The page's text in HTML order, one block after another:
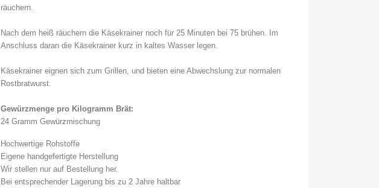
räuchern.
Nach dem heiß räuchern die Käsekrainer noch für 25 Minuten bei 75 brühen. Im
Anschluss daran die Käsekrainer kurz in kaltes Wasser legen.
Käsekrainer eignen sich zum Grillen, und bieten eine Abwechslung zur normalen
Rostbratwurst.
Gewürzmenge pro Kilogramm Brät:
24 Gramm Gewürzmischung
Hochwertige Rohstoffe
Eigene handgefertigte Herstellung
Wir stellen nur auf Bestellung her.
Bei entsprechender Lagerung bis zu 2 Jahre haltbar